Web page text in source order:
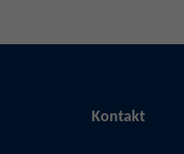
Kontakt